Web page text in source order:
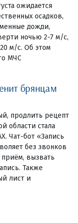
ожидается
осадков,
дожди,
ночью 2-7 м/с,
м/с. Об этом
МЧС
брянцам
продлить рецепт
области стала
Чат-бот «Запись
без звонков
приём, вызвать
Также
лист и